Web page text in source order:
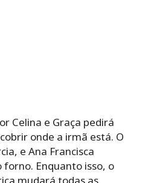
Celina e Graça pedirá
onde a irmã está. O
e Ana Francisca
forno. Enquanto isso, o
mudará todas as